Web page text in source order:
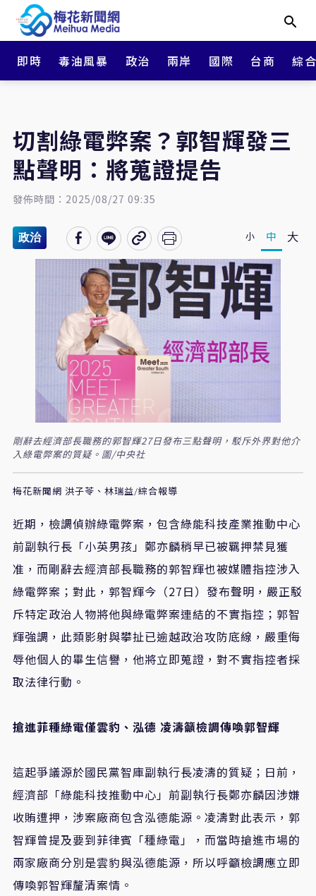
即時 毒油風暴 政治 兩岸 國際 台商 綜
切割綠電弊案？郭智輝發三
點聲明：將蒐證提告
發佈時間：2025/08/27 09:35
政治 小 中 大
剛辭去經濟部長職務的郭智輝27日發布三點聲明，駁斥外界對他介
入綠電弊案的質疑。圖/中央社
梅花新聞網 洪子苓、林瑞益/綜合報導
近期，檢調偵辦綠電弊案，包含綠能科技產業推動中心
前副執行長「小英男孩」鄭亦麟稍早已被羈押禁見獲
准，而剛辭去經濟部長職務的郭智輝也被媒體指控涉入
綠電弊案；對此，郭智輝今（27日）發布聲明，嚴正駁
斥特定政治人物將他與綠電弊案連結的不實指控；郭智
輝強調，此類影射與攀扯已逾越政治攻防底線，嚴重侮
辱他個人的畢生信譽，他將立即蒐證，對不實指控者採
取法律行動。
搶進菲種綠電僅雲豹、泓德 凌濤籲檢調傳喚郭智輝
這起爭議源於國民黨智庫副執行長凌濤的質疑；日前，
經濟部「綠能科技推動中心」前副執行長鄭亦麟因涉嫌
收賄遭押，涉案廠商包含泓德能源。凌濤對此表示，郭
智輝曾提及要到菲律賓「種綠電」，而當時搶進市場的
兩家廠商分別是雲豹與泓德能源，所以呼籲檢調應立即
傳喚郭智輝釐清案情。